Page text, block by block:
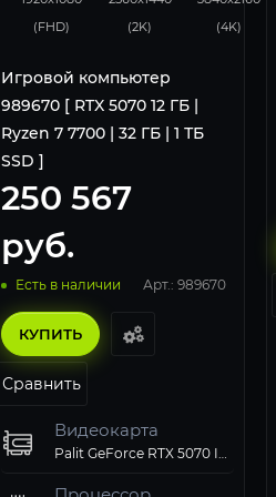
(FHD)
(2K)
(4K)
Игровой компьютер
989670 [ RTX 5070 12 ГБ |
Ryzen 7 7700 | 32 ГБ | 1 ТБ
SSD ]
250 567
руб.
Есть в наличии Арт.: 989670
КУПИТЬ
Сравнить
Видеокарта